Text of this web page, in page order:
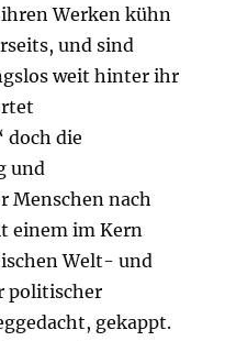
Werken kühn
und sind
weit hinter ihr
doch die
und
Menschen nach
einem im Kern
Welt- und
politischer
gekappt.